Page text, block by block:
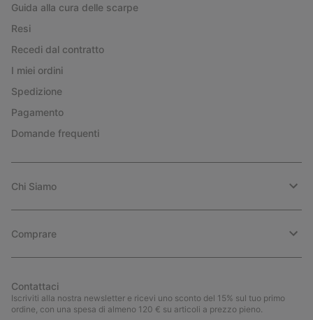
Guida alla cura delle scarpe
Resi
Recedi dal contratto
I miei ordini
Spedizione
Pagamento
Domande frequenti
Chi Siamo
Comprare
Contattaci
Iscriviti alla nostra newsletter e ricevi uno sconto del 15% sul tuo primo
ordine, con una spesa di almeno 120 € su articoli a prezzo pieno.